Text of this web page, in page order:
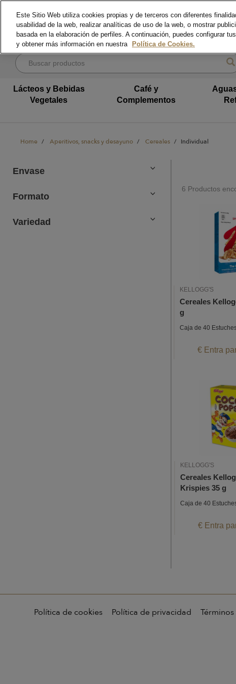
Lácteos y Bebidas
Vegetales
Café y
Complementos
Home Aperitivos, snacks y desayuno Cereales Individual
Envase
Formato
Variedad
6 Productos
KELLOGG'S
Cereales
g
Caja de 40
€ Entra
KELLOGG'S
Cereales
Krispies 35 g
Caja de 40
€ Entra
Política de cookies Política de privacidad
Este Sitio Web utiliza cookies propias y de terceros con diferentes
usabilidad de la web, realizar analíticas de uso de la web, o mostrar
basada en la elaboración de perfiles. A continuación, puedes configurar
y obtener más información en nuestra
Política de Cookies.